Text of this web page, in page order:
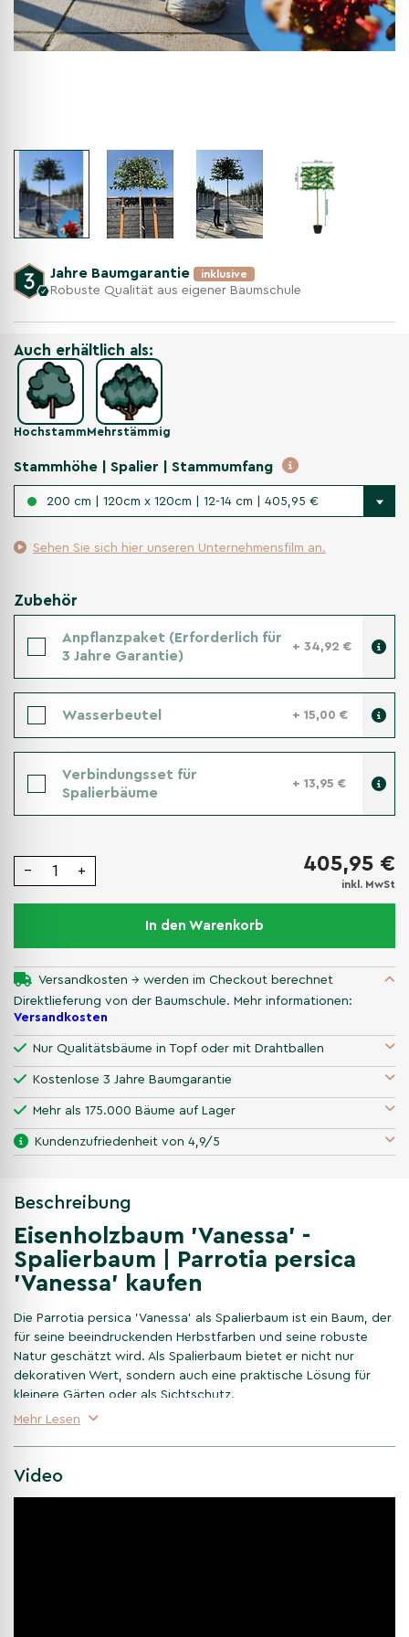
Jahre Baumgarantie inklusive
Robuste Qualität aus eigener Baumschule
Auch erhältlich als:
HochstammMehrstämmig
Stammhöhe | Spalier | Stammumfang
200 cm | 120cm x 120cm | 12-14 cm | 405,95 €
Sehen Sie sich hier unseren Unternehmensfilm an.
Zubehör
Anpflanzpaket (Erforderlich für
3 Jahre Garantie)
+ 34,92 €
Wasserbeutel + 15,00 €
Verbindungsset für
Spalierbäume
+ 13,95 €
− + 405,95 €
inkl. MwSt
In den Warenkorb
Versandkosten → werden im Checkout berechnet
Direktlieferung von der Baumschule. Mehr informationen:
Versandkosten
Nur Qualitätsbäume in Topf oder mit Drahtballen
Kostenlose 3 Jahre Baumgarantie
Mehr als 175.000 Bäume auf Lager
Kundenzufriedenheit von 4,9/5
Beschreibung
Eisenholzbaum 'Vanessa' -
Spalierbaum | Parrotia persica
'Vanessa' kaufen
Die Parrotia persica 'Vanessa' als Spalierbaum ist ein Baum, der
für seine beeindruckenden Herbstfarben und seine robuste
Natur geschätzt wird. Als Spalierbaum bietet er nicht nur
dekorativen Wert, sondern auch eine praktische Lösung für
kleinere Gärten oder als Sichtschutz.
Die besonderen Blätter der
Parrotia persica 'Vanessa'
Mehr Lesen
Video